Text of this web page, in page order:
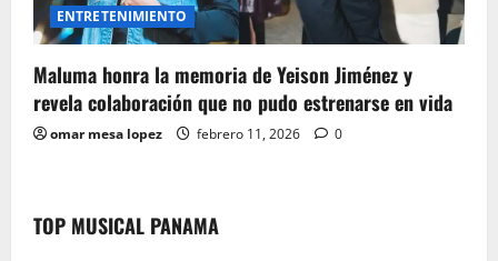
ENTRETENIMIENTO
Maluma honra la memoria de Yeison Jiménez y
revela colaboración que no pudo estrenarse en vida
omar mesa lopez febrero 11, 2026 0
TOP MUSICAL PANAMA